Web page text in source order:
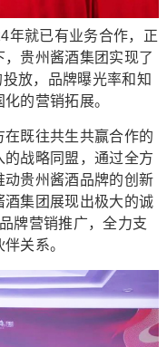
就已有业务合作，正
贵州酱酒集团实现了
放，品牌曝光率和知
的营销拓展。
既往共生共赢合作的
战略同盟，通过全方
贵州酱酒品牌的创新
集团展现出极大的诚
牌营销推广，全力支
关系。